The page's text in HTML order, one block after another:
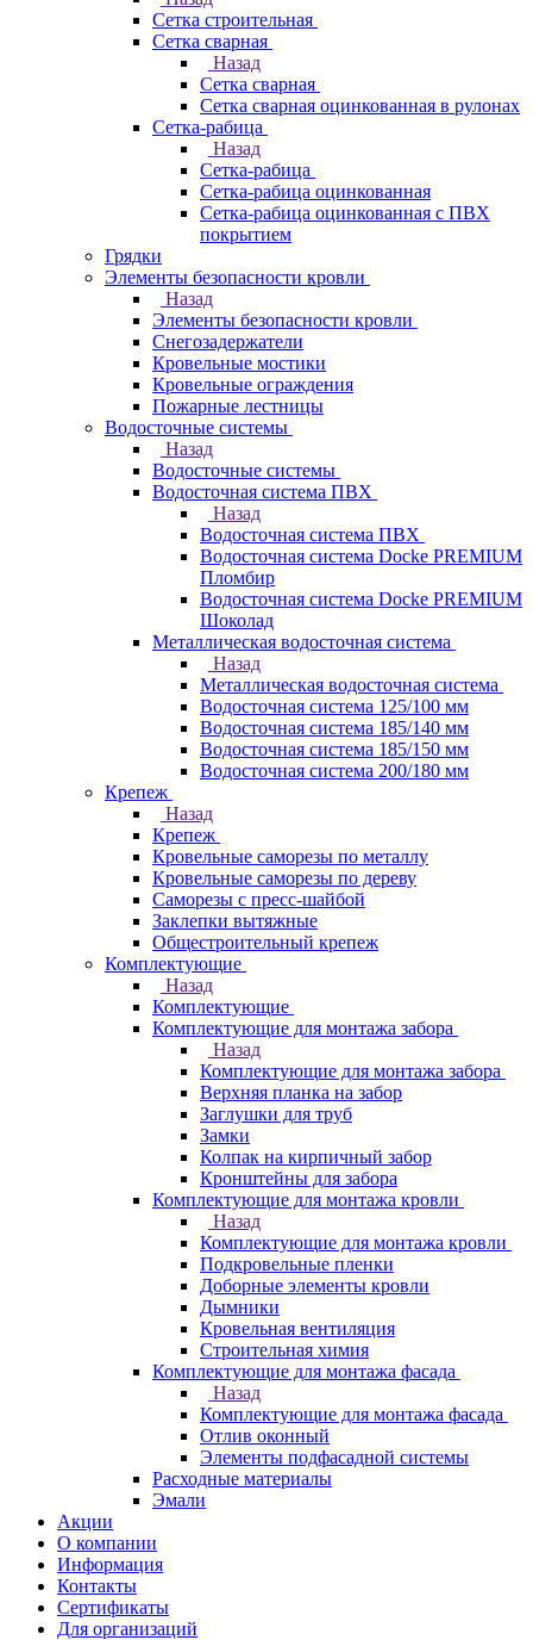
Сетка строительная
Сетка сварная
Назад
Сетка сварная
Сетка сварная оцинкованная в рулонах
Сетка-рабица
Назад
Сетка-рабица
Сетка-рабица оцинкованная
Сетка-рабица оцинкованная с ПВХ
покрытием
Грядки
Элементы безопасности кровли
Назад
Элементы безопасности кровли
Снегозадержатели
Кровельные мостики
Кровельные ограждения
Пожарные лестницы
Водосточные системы
Назад
Водосточные системы
Водосточная система ПВХ
Назад
Водосточная система ПВХ
Водосточная система Docke PREMIUM
Пломбир
Водосточная система Docke PREMIUM
Шоколад
Металлическая водосточная система
Назад
Металлическая водосточная система
Водосточная система 125/100 мм
Водосточная система 185/140 мм
Водосточная система 185/150 мм
Водосточная система 200/180 мм
Крепеж
Назад
Крепеж
Кровельные саморезы по металлу
Кровельные саморезы по дереву
Саморезы с пресс-шайбой
Заклепки вытяжные
Общестроительный крепеж
Комплектующие
Назад
Комплектующие
Комплектующие для монтажа забора
Назад
Комплектующие для монтажа забора
Верхняя планка на забор
Заглушки для труб
Замки
Колпак на кирпичный забор
Кронштейны для забора
Комплектующие для монтажа кровли
Назад
Комплектующие для монтажа кровли
Подкровельные пленки
Доборные элементы кровли
Дымники
Кровельная вентиляция
Строительная химия
Комплектующие для монтажа фасада
Назад
Комплектующие для монтажа фасада
Отлив оконный
Элементы подфасадной системы
Расходные материалы
Эмали
Акции
О компании
Информация
Контакты
Сертификаты
Для организаций